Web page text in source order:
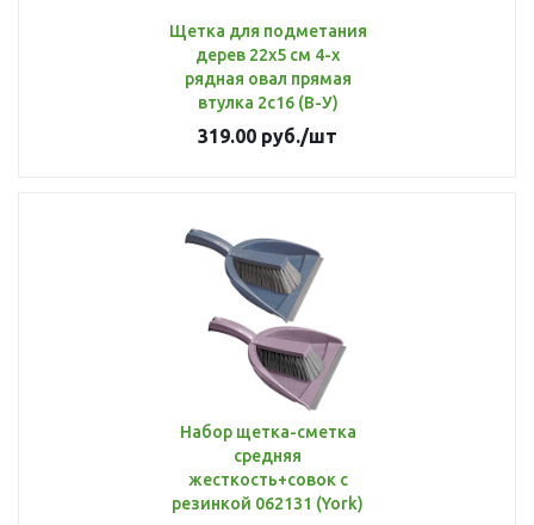
Щетка для подметания
дерев 22х5 см 4-х
рядная овал прямая
втулка 2с16 (В-У)
319.00 руб./шт
Набор щетка-сметка
средняя
жесткость+совок с
резинкой 062131 (York)